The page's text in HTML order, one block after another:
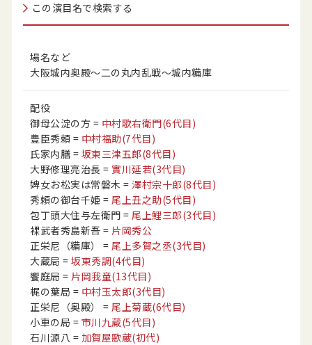
この演目名で検索する
場名など
大阪城内奥殿〜二の丸内乱戦〜城内糒庫
配役
御母公淀の方 = 中村歌右衛門(6代目)
豊臣秀頼 = 中村福助(7代目)
氏家内膳 = 坂東三津五郎(8代目)
大野修理亮治長 = 實川延若(3代目)
婢女お松実は常磐木 = 澤村宗十郎(8代目)
秀頼の御台千姫 = 尾上丑之助(5代目)
包丁頭大住与左衛門 = 尾上鯉三郎(3代目)
裸武者秀島新吾 = 片岡秀公
正栄尼（糒庫）
= 尾上多賀之丞(3代目)
大蔵局 = 坂東秀調(4代目)
饗庭局 = 片岡我童(13代目)
梶の葉局 = 中村玉太郎(3代目)
正栄尼（奥殿）
= 尾上菊蔵(6代目)
小車の局 = 市川九蔵(5代目)
石川源八 = 加賀屋歌蔵(初代)